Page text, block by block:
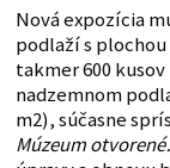
Nová expozícia
podlaží s
takmer 600
nadzemnom
m2), súčasne
Múzeum